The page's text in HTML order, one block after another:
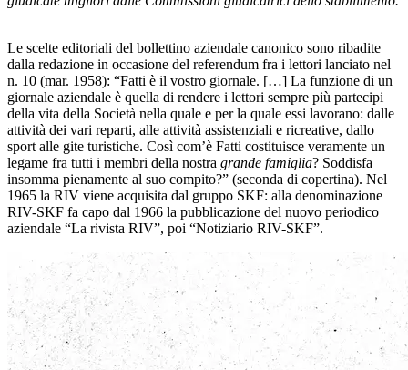
Le scelte editoriali del bollettino aziendale canonico sono ribadite
dalla redazione in occasione del referendum fra i lettori lanciato nel
n. 10 (mar. 1958): “Fatti è il vostro giornale. […] La funzione di un
giornale aziendale è quella di rendere i lettori sempre più partecipi
della vita della Società nella quale e per la quale essi lavorano: dalle
attività dei vari reparti, alle attività assistenziali e ricreative, dallo
sport alle gite turistiche. Così com’è Fatti costituisce veramente un
legame fra tutti i membri della nostra grande famiglia? Soddisfa
insomma pienamente al suo compito?” (seconda di copertina). Nel
1965 la RIV viene acquisita dal gruppo SKF: alla denominazione
RIV-SKF fa capo dal 1966 la pubblicazione del nuovo periodico
aziendale “La rivista RIV”, poi “Notiziario RIV-SKF”.